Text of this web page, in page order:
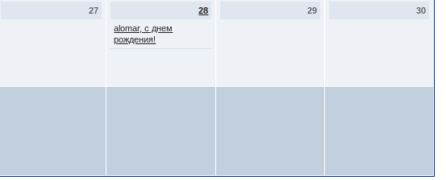
27
28
alomar, с днем
рождения!
29 30